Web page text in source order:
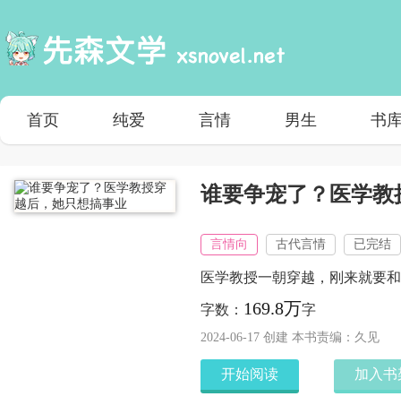
首页 纯爱 言情 男生 书
谁要争宠了？医学
言情向 古代言情 已完结
医学教授一朝穿越，刚来就要
字数： 169.8万字
2024-06-17 创建 本书责编：久见
开始阅读 加入书